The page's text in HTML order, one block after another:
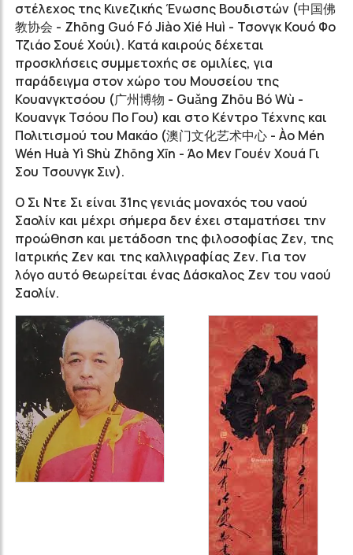
στέλεχος της Κινεζικής Ένωσης Βουδιστών (中国佛
教协会 - Zhōng Guó Fó Jiào Xié Huì - Τσονγκ Κουό Φο
Τζιάο Σουέ Χούι). Κατά καιρούς δέχεται
προσκλήσεις συμμετοχής σε ομιλίες, για
παράδειγμα στον χώρο του Μουσείου της
Κουανγκτσόου (广州博物 - Guǎng Zhōu Bó Wù -
Κουανγκ Τσόου Πο Γου) και στο Κέντρο Τέχνης και
Πολιτισμού του Μακάο (澳门文化艺术中心 - Ào Mén
Wén Huà Yì Shù Zhōng Xīn - Άο Μεν Γουέν Χουά Γι
Σου Τσουνγκ Σιν).
Ο Σι Ντε Σι είναι 31ης γενιάς μοναχός του ναού
Σαολίν και μέχρι σήμερα δεν έχει σταματήσει την
προώθηση και μετάδοση της φιλοσοφίας Ζεν, της
Ιατρικής Ζεν και της καλλιγραφίας Ζεν. Για τον
λόγο αυτό θεωρείται ένας Δάσκαλος Ζεν του ναού
Σαολίν.